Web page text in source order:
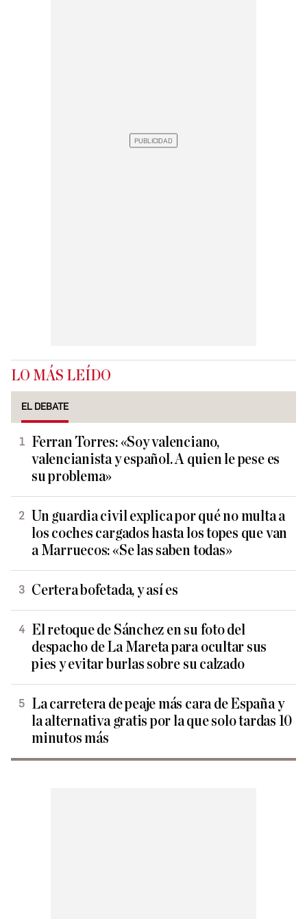
LO MÁS LEÍDO
EL DEBATE
Ferran Torres: «Soy valenciano,
valencianista y español. A quien le pese es
su problema»
Un guardia civil explica por qué no multa a
los coches cargados hasta los topes que van
a Marruecos: «Se las saben todas»
Certera bofetada, y así es
El retoque de Sánchez en su foto del
despacho de La Mareta para ocultar sus
pies y evitar burlas sobre su calzado
La carretera de peaje más cara de España y
la alternativa gratis por la que solo tardas 10
minutos más